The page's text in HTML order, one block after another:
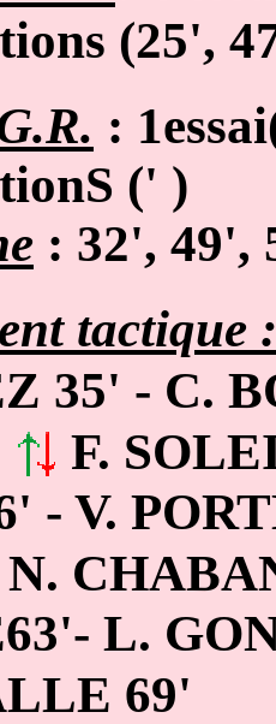
(25',
: 1essai
(' )
: 32', 49',
tactique :
35' - C.
F.
- V.
N.
L.
69'